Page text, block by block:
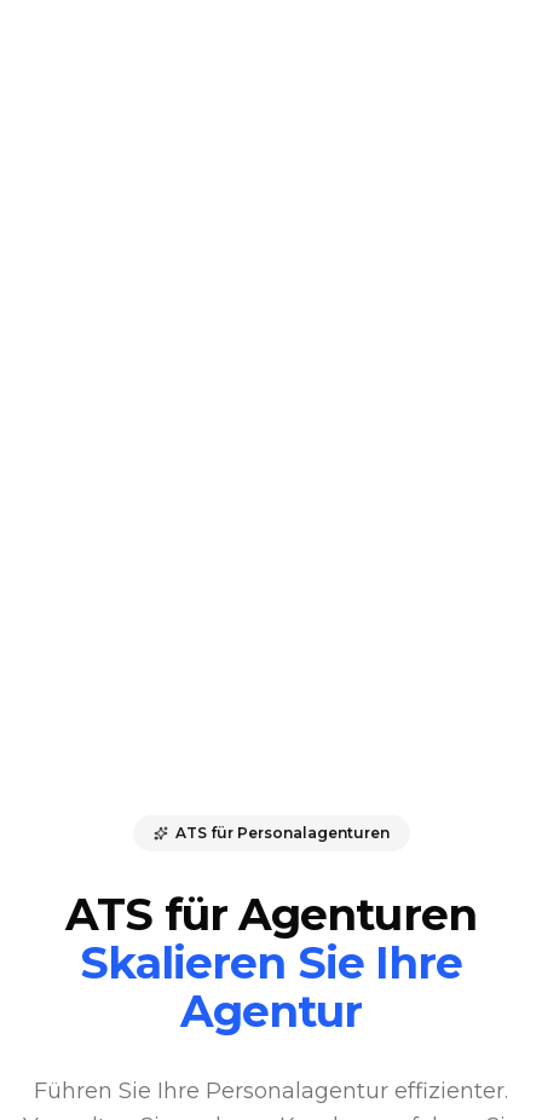
ATS für Personalagenturen
ATS für Agenturen
Skalieren Sie Ihre
Agentur
Führen Sie Ihre Personalagentur effizienter.